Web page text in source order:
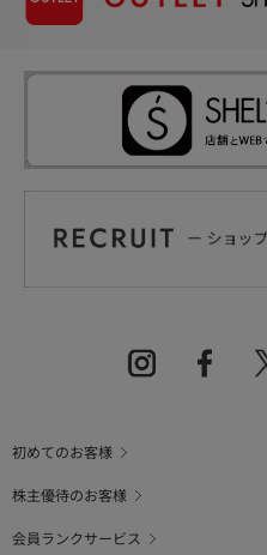
初めてのお客様
株主優待のお客様
会員ランクサービス